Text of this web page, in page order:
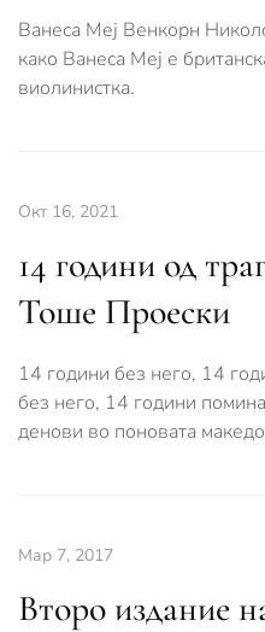
Ванеса Меј Венкорн
како Ванеса Меј е
виолинистка.
Окт 16, 2021
14 години од
Тоше Проески
14 години без него, 14
без него, 14 години
денови во поновата
Мар 7, 2017
Втoро издание